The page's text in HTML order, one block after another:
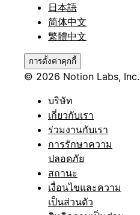
日本語
简体中文
繁體中文
การตั้งค่าคุกกี้
© 2026 Notion Labs, Inc.
บริษัท
เกี่ยวกับเรา
ร่วมงานกับเรา
การรักษาความ
ปลอดภัย
สถานะ
เงื่อนไขและความ
เป็นส่วนตัว